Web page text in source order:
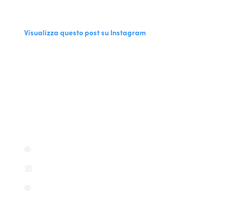
Visualizza questo post su Instagram